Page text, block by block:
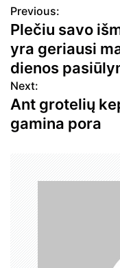
N
a
v
i
g
a
c
i
Previous:
Plečiu savo
yra geriausi
dienos
Next:
Ant grotelių
gamina pora